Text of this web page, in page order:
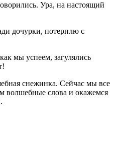
Ура, на настоящий
дочурки, потерплю с
мы успеем, загулялись
снежинка. Сейчас мы все
волшебные слова и окажемся